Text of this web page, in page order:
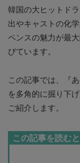
韓国の大ヒットド
出やキャストの化
ペンスの魅力が最
びています。
この記事では、『
を多角的に掘り下
ご紹介します。
この記事を読む